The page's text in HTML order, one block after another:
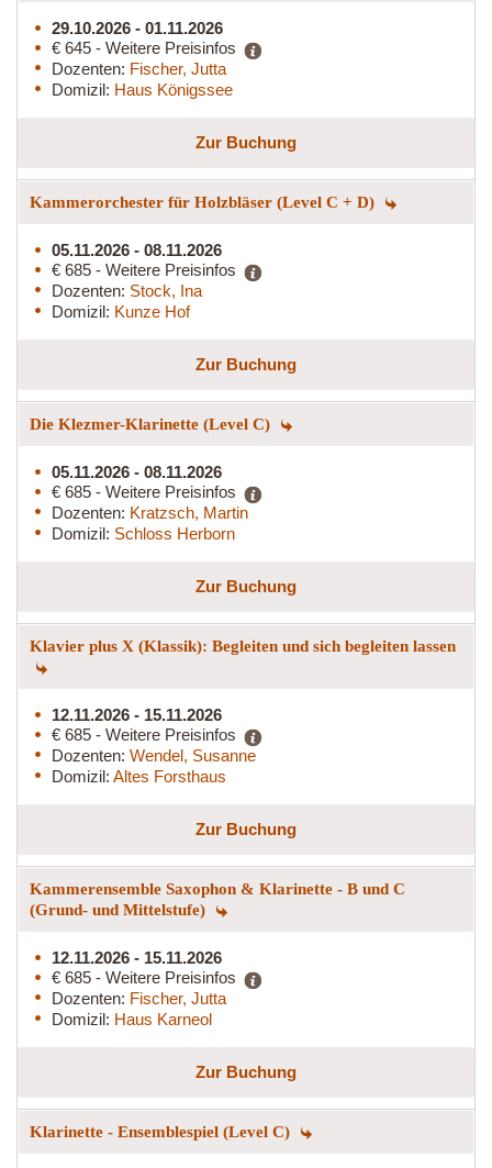
29.10.2026 - 01.11.2026
€ 645 - Weitere Preisinfos
Dozenten: Fischer, Jutta
Domizil: Haus Königssee
Zur Buchung
Kammerorchester für Holzbläser (Level C + D)
05.11.2026 - 08.11.2026
€ 685 - Weitere Preisinfos
Dozenten: Stock, Ina
Domizil: Kunze Hof
Zur Buchung
Die Klezmer-Klarinette (Level C)
05.11.2026 - 08.11.2026
€ 685 - Weitere Preisinfos
Dozenten: Kratzsch, Martin
Domizil: Schloss Herborn
Zur Buchung
Klavier plus X (Klassik): Begleiten und sich begleiten lassen
12.11.2026 - 15.11.2026
€ 685 - Weitere Preisinfos
Dozenten: Wendel, Susanne
Domizil: Altes Forsthaus
Zur Buchung
Kammerensemble Saxophon & Klarinette - B und C
(Grund- und Mittelstufe)
12.11.2026 - 15.11.2026
€ 685 - Weitere Preisinfos
Dozenten: Fischer, Jutta
Domizil: Haus Karneol
Zur Buchung
Klarinette - Ensemblespiel (Level C)